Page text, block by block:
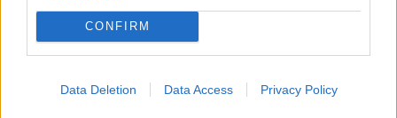
CONFIRM
Data Deletion Data Access Privacy Policy